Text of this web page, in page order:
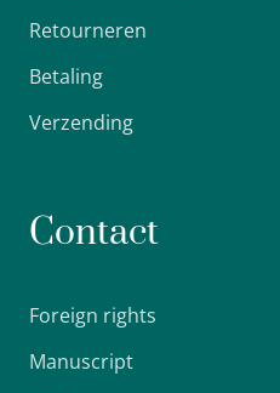
Retourneren
Betaling
Verzending
Contact
Foreign rights
Manuscript